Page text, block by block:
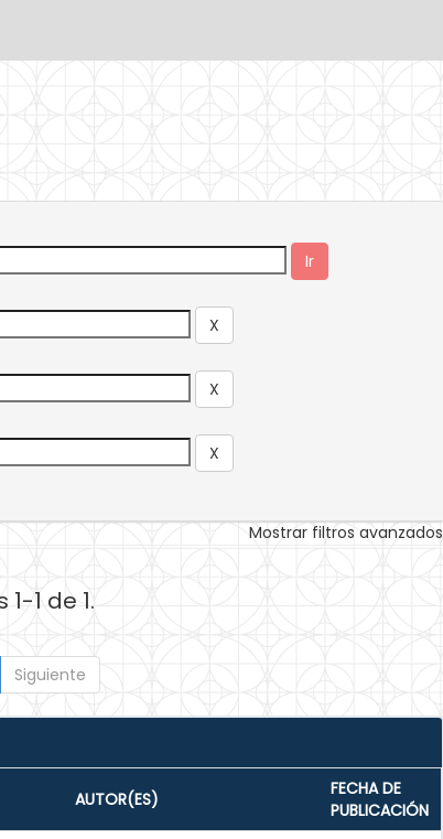
Mostrar filtros avanzados
1 de 1.
Siguiente
AUTOR(ES)
FECHA DE
PUBLICACIÓN